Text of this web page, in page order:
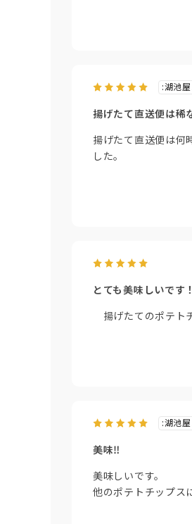
:湖池
揚げたて直送便は稀
揚げたて直送便は何
した。
とても美味しいです！
揚げたてのポテト
:湖池
美味‼
美味しいです。
他のポテトチップス